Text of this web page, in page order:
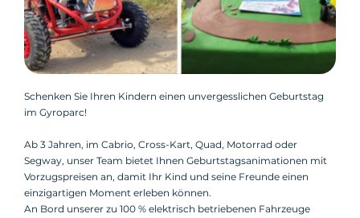
Schenken Sie Ihren Kindern einen unvergesslichen Geburtstag
im Gyroparc!
Ab 3 Jahren, im Cabrio, Cross-Kart, Quad, Motorrad oder
Segway, unser Team bietet Ihnen Geburtstagsanimationen mit
Vorzugspreisen an, damit Ihr Kind und seine Freunde einen
einzigartigen Moment erleben können.
An Bord unserer zu 100 % elektrisch betriebenen Fahrzeuge